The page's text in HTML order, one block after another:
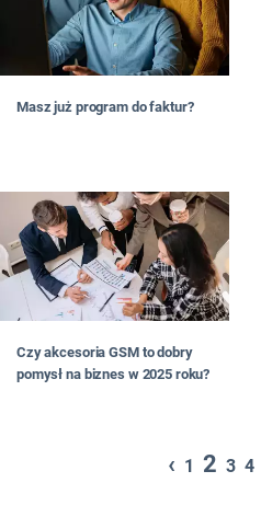
Masz już program do faktur?
Czy akcesoria GSM to dobry
pomysł na biznes w 2025 roku?
‹ 1 2 3 4